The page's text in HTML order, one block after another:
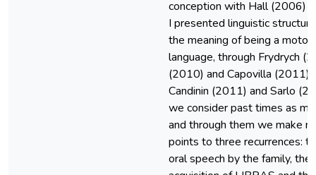
conception with Hall (2006)
I presented linguistic
the meaning of being a
language, through Frydrych
(2010) and Capovilla
Candinin (2011) and Sarlo
we consider past times as
and through them we make
points to three recurrences:
oral speech by the family, the